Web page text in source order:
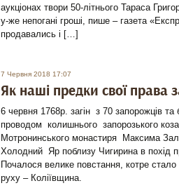
аукціонах твори 50-літнього Тараса
у-же непогані гроші, пише – газета
продавались і […]
7 Червня 2018 17:07
Як наші предки свої права
6 червня 1768р. загін з 70 запорожців та
проводом колишнього запорозького
Мотронинського монастиря Максима
Холодний Яр поблизу Чигирина в похід
Почалося велике повстання, котре
руху – Коліївщина.